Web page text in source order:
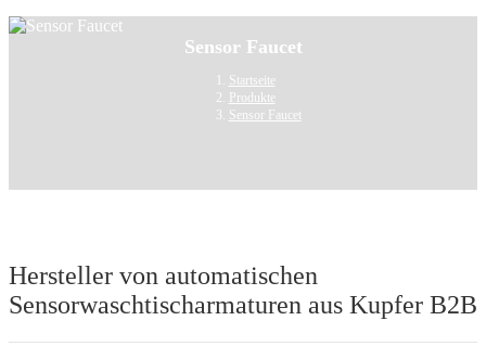
Sensor Faucet
Startseite
Produkte
Sensor Faucet
Hersteller von automatischen
Sensorwaschtischarmaturen aus Kupfer B2B